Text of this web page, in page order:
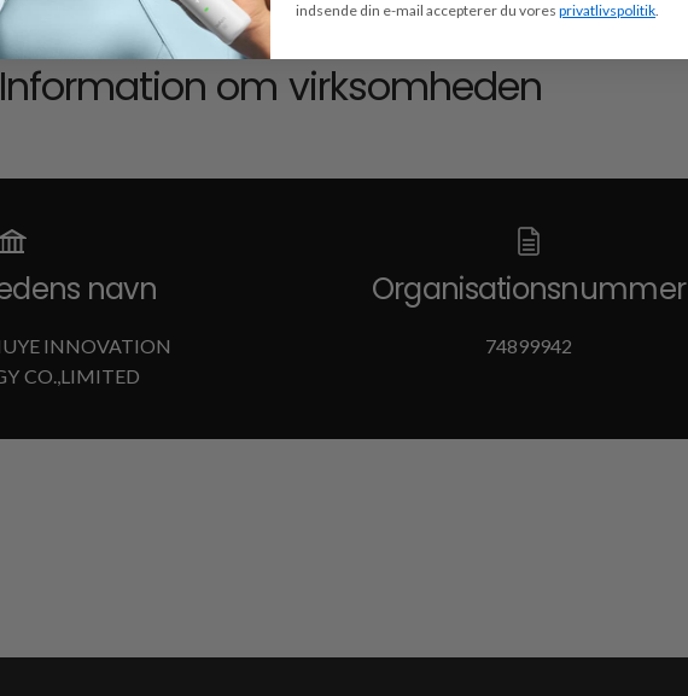
om virksomheden
navn
INNOVATION
CO.,LIMITED
Organisationsnummer
74899942
indsende din e-mail accepterer du voresprivatlivspolitik.